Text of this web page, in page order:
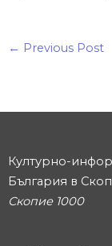
← Previous Post
Културно-
България в
Скопие 1000